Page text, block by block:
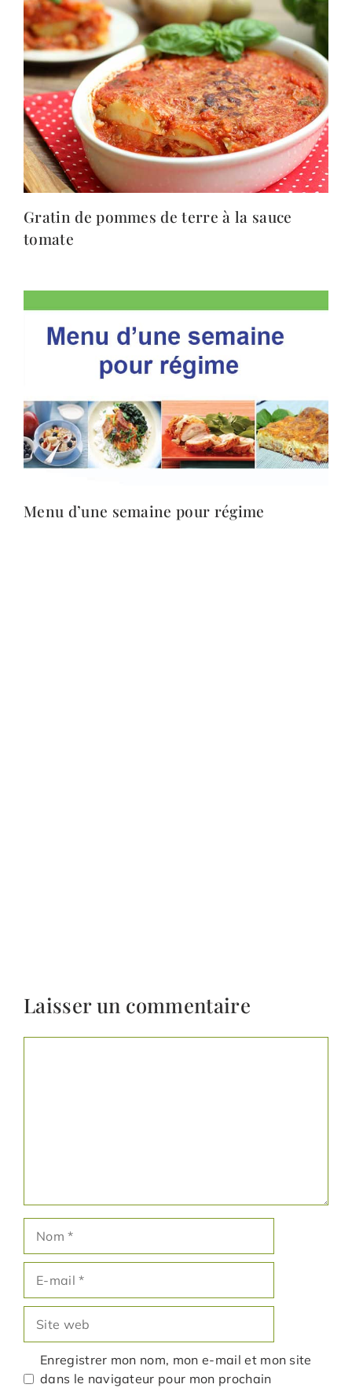
Gratin de pommes de terre à la sauce
tomate
Menu d’une semaine pour régime
Laisser un commentaire
mail
web
Enregistrer mon nom, mon e-mail et mon site
dans le navigateur pour mon prochain